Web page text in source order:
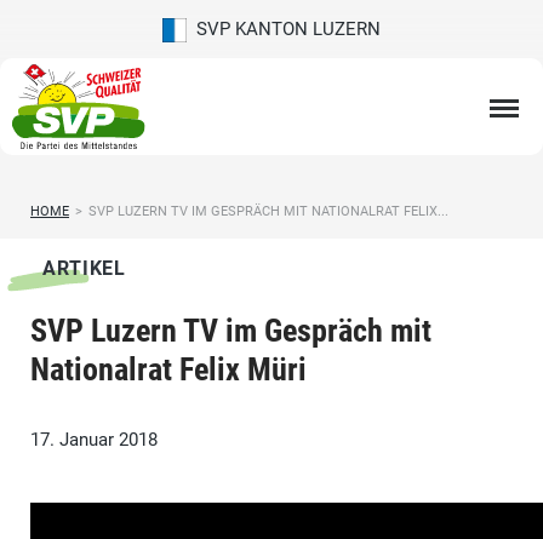
SVP KANTON LUZERN
HOME > SVP LUZERN TV IM GESPRÄCH MIT NATIONALRAT FELIX...
ARTIKEL
SVP Luzern TV im Gespräch mit
Nationalrat Felix Müri
17. Januar 2018